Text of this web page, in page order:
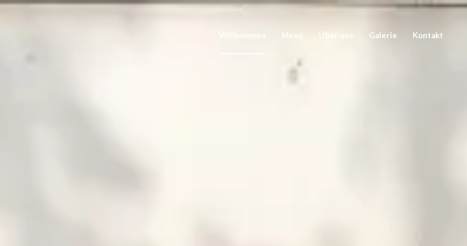
Willkommen Menü Über uns Galerie Kontakt